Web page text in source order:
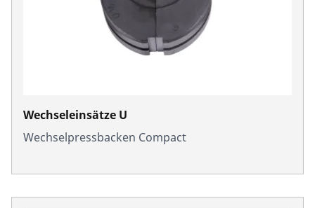
Wechseleinsätze U
Wechselpressbacken Compact